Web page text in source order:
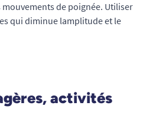
de poignée. Utiliser
qui diminue lamplitude et le
activités